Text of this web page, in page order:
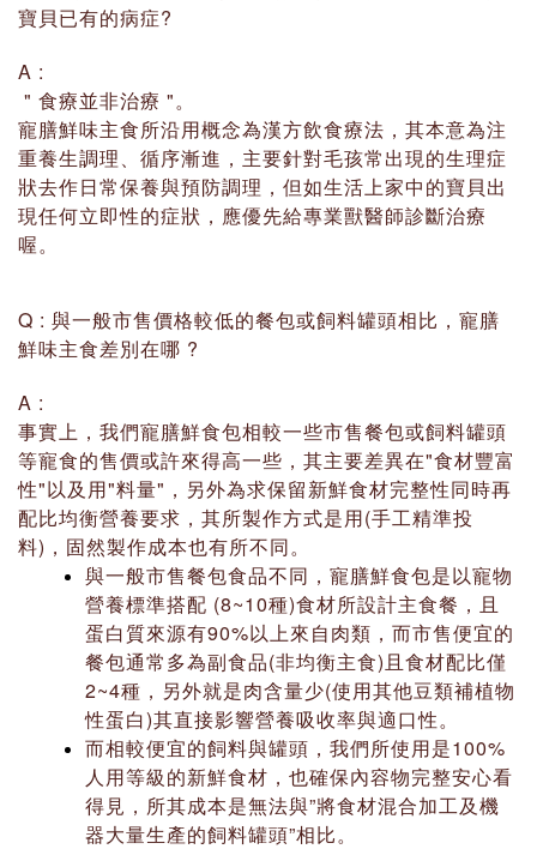
寶貝已有的病症?
A :
" 食療並非治療 "。
寵膳鮮味主食所沿用概念為漢方飲食療法，其本意為注
重養生調理、循序漸進，主要針對毛孩常出現的生理症
狀去作日常保養與預防調理，但如生活上家中的寶貝出
現任何立即性的症狀，應優先給專業獸醫師診斷治療
喔。
Q : 與一般市售價格較低的餐包或飼料罐頭相比，寵膳
鮮味主食差別在哪 ?
A :
事實上，我們寵膳鮮食包相較一些市售餐包或飼料罐頭
等寵食的售價或許來得高一些，其主要差異在"食材豐富
性"以及用"料量"，另外為求保留新鮮食材完整性同時再
配比均衡營養要求，其所製作方式是用(手工精準投
料)，固然製作成本也有所不同。
與一般市售餐包食品不同，寵膳鮮食包是以寵物
營養標準搭配 (8~10種)食材所設計主食餐，且
蛋白質來源有90%以上來自肉類，而市售便宜的
餐包通常多為副食品(非均衡主食)且食材配比僅
2~4種，另外就是肉含量少(使用其他豆類補植物
性蛋白)其直接影響營養吸收率與適口性。
而相較便宜的飼料與罐頭，我們所使用是100%
人用等級的新鮮食材，也確保內容物完整安心看
得見，所其成本是無法與”將食材混合加工及機
器大量生產的飼料罐頭”相比。